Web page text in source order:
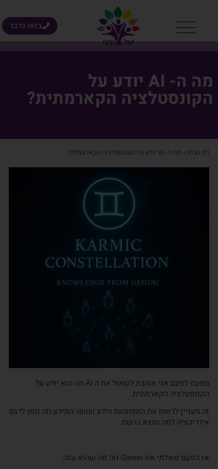
בואו נדבר
מה ה- AI יודע על
הקונסטלציה הקארמתית?
דף הבית» מה ה- AI יודע על הקונסטלציה הקארמתית?
מפעם לפעם אני אוהבת לשאול את ה AI מה הוא יודע על
הקונסטלציה הקארמתית.
זה מעניין לראות את התפתחות הידע ועושר המידע וזה נותן לי גם
אינדיקציה למה נמצא ברשת.
אז הפעם שאלתי את Gimini וזה מה שהוא ענה: